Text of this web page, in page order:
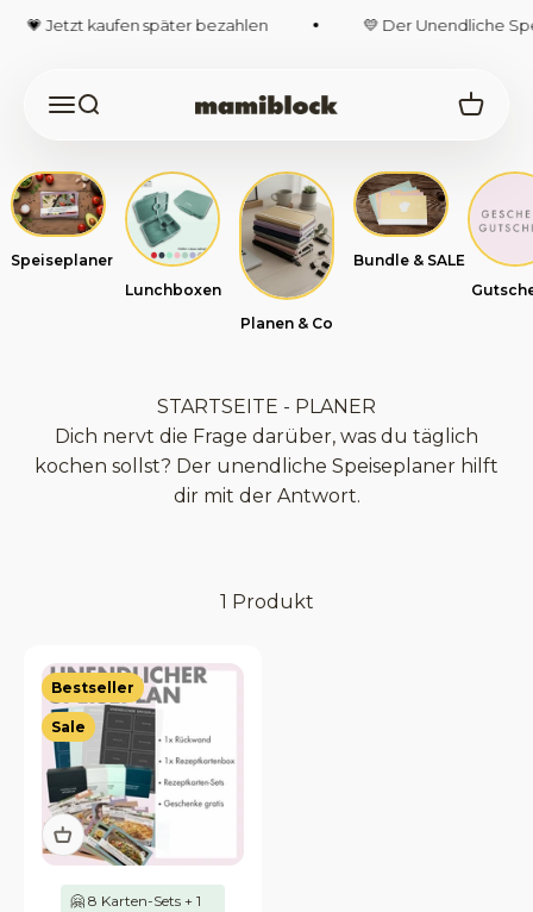
Zum Inhalt springen
💗 Jetzt kaufen später bezahlen 💛 Der Unendliche
Navigationsmenü öffnen
Suche öffnenmamiblock-Shop
Speiseplaner
Lunchboxen
Planen & Co
Bundle & SALE
STARTSEITE - PLANER
Dich nervt die Frage darüber, was du täglich
kochen sollst? Der unendliche Speiseplaner hilft
dir mit der Antwort.
1 Produkt
Bestseller
Sale
🤗 8 Karten-Sets + 1